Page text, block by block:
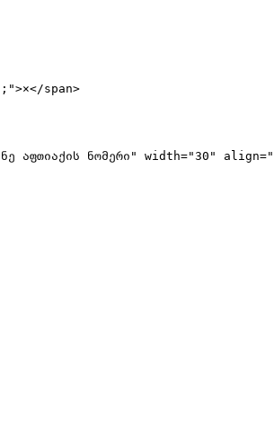
span>
აფთიაქის ნომერი" width="30"